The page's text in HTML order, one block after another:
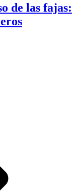
de las fajas: